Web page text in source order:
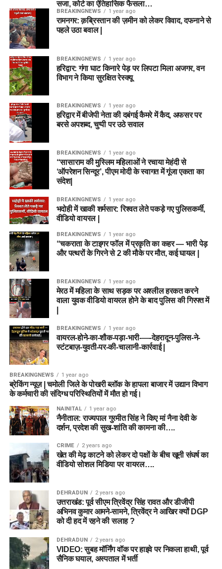
Bowlers
Nathan Ellis
Brydon Carse
Ben Dwarshuis
Fantasy Tips for BPH vs SUL
Dream11 Team Today Match 24
टीम में कम से कम दो तेज गेंदबाज जरूर रखें।
Mitchell Marsh को कप्तान बनाना सुरक्षित विकल्प हो सकता
है।
Grand League में Usman Tariq शानदार Differential
Pick साबित हो सकते हैं।
Ryan Rickelton शानदार फॉर्म में हैं, इसलिए उन्हें टीम से बाहर न
रखें।
Joe Clarke Powerplay में तेजी से रन बना सकते हैं।
यदि पिच पर अतिरिक्त बाउंस मिले तो Nathan Ellis और Ben
Dwarshuis अधिक विकेट ले सकते हैं।
मैच प्रेडिक्शन
हालिया प्रदर्शन को देखते हुएSunrisers Leedsइस मुकाबले में थोड़ी
मजबूत नजर आ रही है। टीम के पास Mitchell Marsh, Ryan
मौजूद हैं।
बल्लेबाजी में बड़ा सुधार करना होगा। यदि Joe Clarke और Mitchell
Owen अच्छी शुरुआत दिलाते हैं तो मुकाबला रोमांचक हो सकता है।
Winning Probability
Sunrisers Leeds – 58%
Birmingham Phoenix – 42%
निष्कर्ष
यदि आप BPH vs SUL Dream11 Team Today Match 24
लिए विजेता फैंटेसी टीम बनाना चाहते हैं, तो Mitchell Marsh, Ryan
Rickelton, Joe Clarke, Nathan Ellis और Usman Tariq जैसे
सजा, कोर्ट का ऐतिहासिक फैसला…
BREAKINGNEWS 1 year ago
रामनगर: क़ब्रिस्तान की ज़मीन को लेकर विवाद, दफनाने से
पहले उठा बवाल |
BREAKINGNEWS 1 year ago
हरिद्वार: गंगा घाट किनारे पेड़ पर लिपटा मिला अजगर, वन
विभाग ने किया सुरक्षित रेस्क्यू
BREAKINGNEWS 1 year ago
हरिद्वार में बीजेपी नेता की दबंगई कैमरे में कैद, अफसर पर
बरसे अपशब्द, चुप्पी पर उठे सवाल
BREAKINGNEWS 1 year ago
“सासाराम की मुस्लिम महिलाओं ने रचाया मेहंदी से
‘ऑपरेशन सिन्दूर’, पीएम मोदी के स्वागत में गूंजा एकता का
संदेश|
BREAKINGNEWS 1 year ago
भदोही में खाकी शर्मसार: रिश्वत लेते पकड़े गए पुलिसकर्मी,
वीडियो वायरल |
BREAKINGNEWS 1 year ago
“चकराता के टाइगर फॉल में प्रकृति का कहर — भारी पेड़
और पत्थरों के गिरने से 2 की मौके पर मौत, कई घायल |
BREAKINGNEWS 1 year ago
मेरठ में महिला के साथ सड़क पर अश्लील हरकत करने
वाला युवक वीडियो वायरल होने के बाद पुलिस की गिरफ्त में
BREAKINGNEWS 1 year ago
वायरल-होने-का-शौक-पड़ा-भारी-—-देहरादून-पुलिस-ने-
स्टंटबाज़-युवती-पर-की-चालानी-कार्रवाई |
BREAKINGNEWS 1 year ago
ब्रेकिंग न्यूज़ | चमोली जिले के पोखरी ब्लॉक के हापला बाजार में उद्यान विभाग
के कर्मचारी की संदिग्ध परिस्थितियों में मौत हो गई।
NAINITAL 1 year ago
नैनीताल: राज्यपाल गुरमीत सिंह ने किए मां नैना देवी के
दर्शन, प्रदेश की सुख-शांति की कामना की….
CRIME 2 years ago
खेत की मेढ़ काटने को लेकर दो पक्षों के बीच खूनी संघर्ष का
वीडियो सोशल मिडिया पर वायरल….
DEHRADUN 2 years ago
उत्तराखंड: पूर्व सीएम त्रिवेंद्र सिंह रावत और डीजीपी
अभिनव कुमार आमने-सामने, त्रिवेंद्र ने आखिर क्यों DGP
को दी हद में रहने की सलाह ?
DEHRADUN 2 years ago
VIDEO: सुबह मॉर्निंग वॉक पर हाइवे पर निकला हाथी, पूर्व
सैनिक घयाल, अस्पताल में भर्ती